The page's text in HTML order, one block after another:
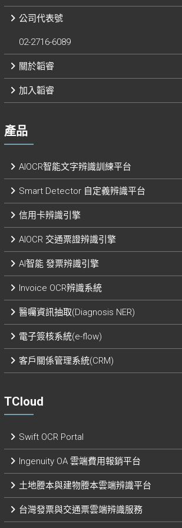
公司代表號
02-2716-6089
關於韜睿
加入韜睿
產品
AIOCR智能文字辨識訓練平台
Smart Detector 自定義辨識平台​
信用卡辨識引擎
AIOCR 交通票證辨識引擎
AI智能 發票辨識引擎​
Invoice OCR辨識系統
醫囑資訊抽取(Diagnosis NER)
電子簽核系統(e-flow)
客戶關係管理系統(CRM)
TCloud
Swift OCR Portal
Ingenuity OA 雲端費用報銷平台
土地謄本與建物謄本雲端辨識平台
台灣發票與交通票雲端辨識服務